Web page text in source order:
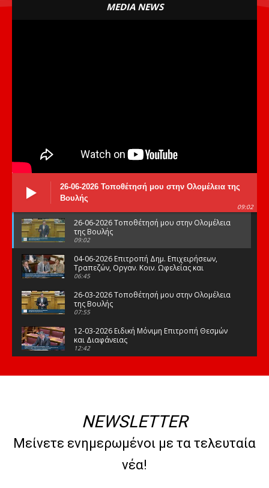
MEDIA NEWS
26-06-2026 Τοποθέτησή μου στην Ολομέλεια της
Βουλής
09:02
26-06-2026 Τοποθέτησή μου στην Ολομέλεια
της Βουλής
09:02
04-06-2026 Επιτροπή Δημ. Επιχειρήσεων,
Τραπεζών, Οργαν. Κοιν. Ωφελείας και
Φορέων Κοινων. Ασφάλισης
06:45
26-03-2026 Τοποθέτησή μου στην Ολομέλεια
της Βουλής
07:55
12-03-2026 Ειδική Μόνιμη Επιτροπή Θεσμών
και Διαφάνειας
12:42
της Βουλής
08:47
10-02-2026 Διαρκής Επιτροπή Μορφωτικών
Υποθέσεων
NEWSLETTER
Μείνετε ενημερωμένοι με τα τελευταία
νέα!